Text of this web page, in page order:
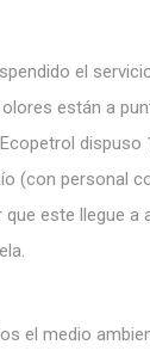
el
están a
dispuso
(con personal
este llegue a
el medio